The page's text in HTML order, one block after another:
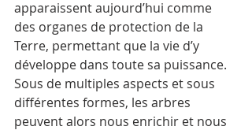
apparaissent aujourd’hui comme
des organes de protection de la
Terre, permettant que la vie d’y
développe dans toute sa puissance.
Sous de multiples aspects et sous
différentes formes, les arbres
peuvent alors nous enrichir et nous